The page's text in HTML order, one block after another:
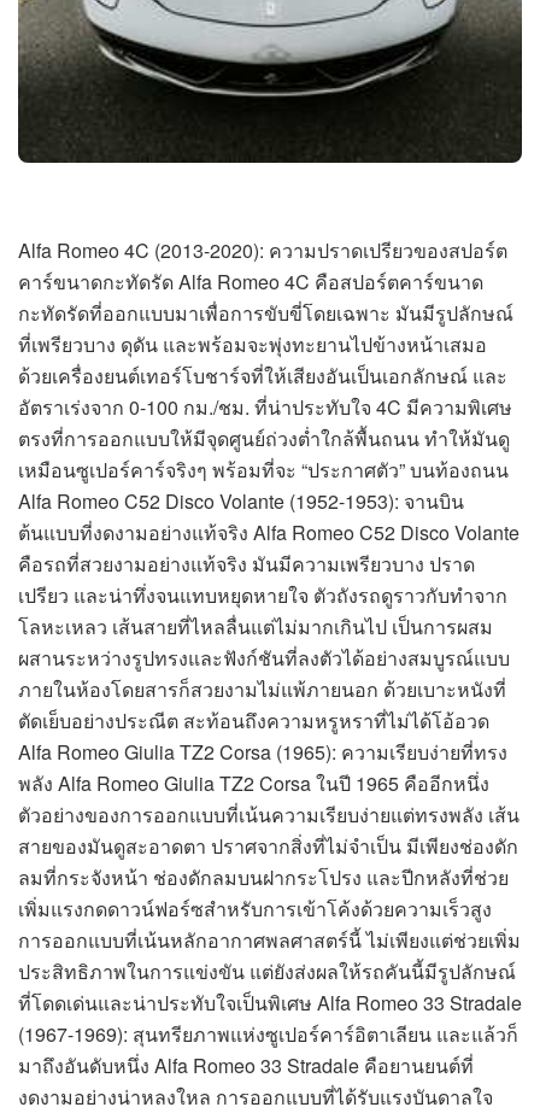
Alfa Romeo 4C (2013-2020): ความปราดเปรียวของสปอร์ต
คาร์ขนาดกะทัดรัด Alfa Romeo 4C คือสปอร์ตคาร์ขนาด
กะทัดรัดที่ออกแบบมาเพื่อการขับขี่โดยเฉพาะ มันมีรูปลักษณ์
ที่เพรียวบาง ดุดัน และพร้อมจะพุ่งทะยานไปข้างหน้าเสมอ
ด้วยเครื่องยนต์เทอร์โบชาร์จที่ให้เสียงอันเป็นเอกลักษณ์ และ
อัตราเร่งจาก 0-100 กม./ชม. ที่น่าประทับใจ 4C มีความพิเศษ
ตรงที่การออกแบบให้มีจุดศูนย์ถ่วงต่ำใกล้พื้นถนน ทำให้มันดู
เหมือนซูเปอร์คาร์จริงๆ พร้อมที่จะ “ประกาศตัว” บนท้องถนน
Alfa Romeo C52 Disco Volante (1952-1953): จานบิน
ต้นแบบที่งดงามอย่างแท้จริง Alfa Romeo C52 Disco Volante
คือรถที่สวยงามอย่างแท้จริง มันมีความเพรียวบาง ปราด
เปรียว และน่าทึ่งจนแทบหยุดหายใจ ตัวถังรถดูราวกับทำจาก
โลหะเหลว เส้นสายที่ไหลลื่นแต่ไม่มากเกินไป เป็นการผสม
ผสานระหว่างรูปทรงและฟังก์ชันที่ลงตัวได้อย่างสมบูรณ์แบบ
ภายในห้องโดยสารก็สวยงามไม่แพ้ภายนอก ด้วยเบาะหนังที่
ตัดเย็บอย่างประณีต สะท้อนถึงความหรูหราที่ไม่ได้โอ้อวด
Alfa Romeo Giulia TZ2 Corsa (1965): ความเรียบง่ายที่ทรง
พลัง Alfa Romeo Giulia TZ2 Corsa ในปี 1965 คืออีกหนึ่ง
ตัวอย่างของการออกแบบที่เน้นความเรียบง่ายแต่ทรงพลัง เส้น
สายของมันดูสะอาดตา ปราศจากสิ่งที่ไม่จำเป็น มีเพียงช่องดัก
ลมที่กระจังหน้า ช่องดักลมบนฝากระโปรง และปีกหลังที่ช่วย
เพิ่มแรงกดดาวน์ฟอร์ซสำหรับการเข้าโค้งด้วยความเร็วสูง
การออกแบบที่เน้นหลักอากาศพลศาสตร์นี้ ไม่เพียงแต่ช่วยเพิ่ม
ประสิทธิภาพในการแข่งขัน แต่ยังส่งผลให้รถคันนี้มีรูปลักษณ์
ที่โดดเด่นและน่าประทับใจเป็นพิเศษ Alfa Romeo 33 Stradale
(1967-1969): สุนทรียภาพแห่งซูเปอร์คาร์อิตาเลียน และแล้วก็
มาถึงอันดับหนึ่ง Alfa Romeo 33 Stradale คือยานยนต์ที่
งดงามอย่างน่าหลงใหล การออกแบบที่ได้รับแรงบันดาลใจ